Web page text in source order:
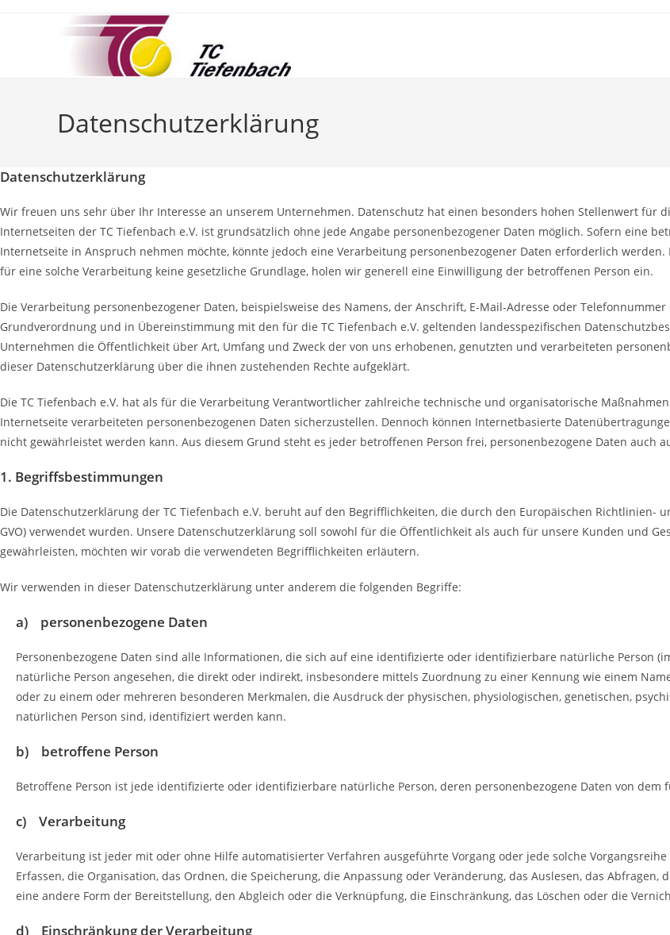
Datenschutzerklärung
Datenschutzerklärung
Wir freuen uns sehr über Ihr Interesse an unserem Unternehmen. Datenschutz hat einen besonders hohen Stellenwert für
Internetseiten der TC Tiefenbach e.V. ist grundsätzlich ohne jede Angabe personenbezogener Daten möglich. Sofern eine
Internetseite in Anspruch nehmen möchte, könnte jedoch eine Verarbeitung personenbezogener Daten erforderlich
für eine solche Verarbeitung keine gesetzliche Grundlage, holen wir generell eine Einwilligung der betroffenen Person ein.
Die Verarbeitung personenbezogener Daten, beispielsweise des Namens, der Anschrift, E-Mail-Adresse oder
Grundverordnung und in Übereinstimmung mit den für die TC Tiefenbach e.V. geltenden landesspezifischen
Unternehmen die Öffentlichkeit über Art, Umfang und Zweck der von uns erhobenen, genutzten und verarbeiteten
dieser Datenschutzerklärung über die ihnen zustehenden Rechte aufgeklärt.
Die TC Tiefenbach e.V. hat als für die Verarbeitung Verantwortlicher zahlreiche technische und organisatorische
Internetseite verarbeiteten personenbezogenen Daten sicherzustellen. Dennoch können Internetbasierte
nicht gewährleistet werden kann. Aus diesem Grund steht es jeder betroffenen Person frei, personenbezogene Daten auch
1. Begriffsbestimmungen
Die Datenschutzerklärung der TC Tiefenbach e.V. beruht auf den Begrifflichkeiten, die durch den Europäischen Richtlinien-
GVO) verwendet wurden. Unsere Datenschutzerklärung soll sowohl für die Öffentlichkeit als auch für unsere Kunden und
gewährleisten, möchten wir vorab die verwendeten Begrifflichkeiten erläutern.
Wir verwenden in dieser Datenschutzerklärung unter anderem die folgenden Begriffe:
a) personenbezogene Daten
Personenbezogene Daten sind alle Informationen, die sich auf eine identifizierte oder identifizierbare natürliche Person
natürliche Person angesehen, die direkt oder indirekt, insbesondere mittels Zuordnung zu einer Kennung wie einem
oder zu einem oder mehreren besonderen Merkmalen, die Ausdruck der physischen, physiologischen, genetischen,
natürlichen Person sind, identifiziert werden kann.
b) betroffene Person
Betroffene Person ist jede identifizierte oder identifizierbare natürliche Person, deren personenbezogene Daten von
c) Verarbeitung
Verarbeitung ist jeder mit oder ohne Hilfe automatisierter Verfahren ausgeführte Vorgang oder jede solche
Erfassen, die Organisation, das Ordnen, die Speicherung, die Anpassung oder Veränderung, das Auslesen, das
eine andere Form der Bereitstellung, den Abgleich oder die Verknüpfung, die Einschränkung, das Löschen oder die
d) Einschränkung der Verarbeitung